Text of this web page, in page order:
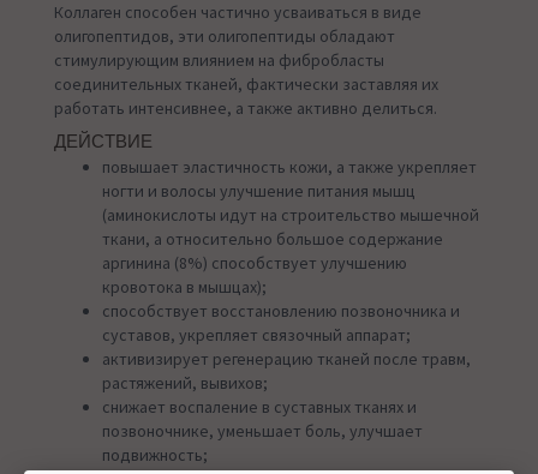
Коллаген способен частично усваиваться в виде
олигопептидов, эти олигопептиды обладают
стимулирующим влиянием на фибробласты
соединительных тканей, фактически заставляя их
работать интенсивнее, а также активно делиться.
ДЕЙСТВИЕ
повышает эластичность кожи, а также укрепляет
ногти и волосы улучшение питания мышц
(аминокислоты идут на строительство мышечной
ткани, а относительно большое содержание
аргинина (8%) способствует улучшению
кровотока в мышцах);
способствует восстановлению позвоночника и
суставов, укрепляет связочный аппарат;
активизирует регенерацию тканей после травм,
растяжений, вывихов;
снижает воспаление в суставных тканях и
позвоночнике, уменьшает боль, улучшает
подвижность;